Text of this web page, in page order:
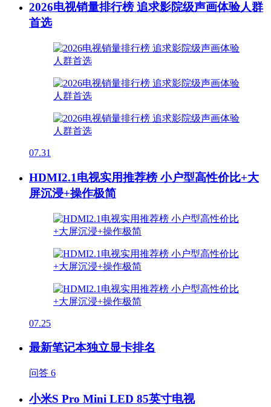
2026电视销量排行榜 追求影院级声画体验人群
首选
07.31
HDMI2.1电视实用推荐榜 小户型高性价比+大
屏沉浸+操作极简
07.25
最新笔记本独立显卡排名
问答 6
小米S Pro Mini LED 85英寸电视